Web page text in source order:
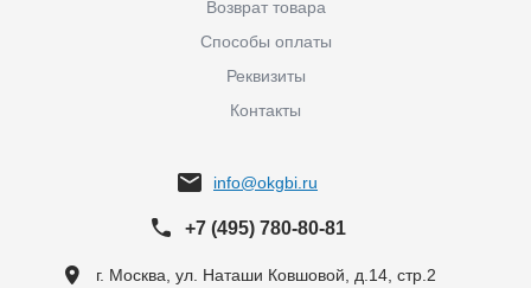
Возврат товара
Способы оплаты
Реквизиты
Контакты
info@okgbi.ru
+7 (495) 780-80-81
г. Москва, ул. Наташи Ковшовой, д.14, стр.2